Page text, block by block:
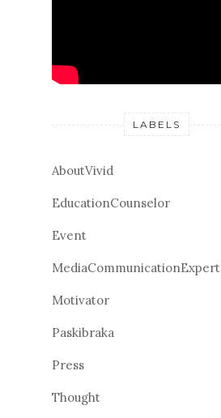
LABELS
AboutVivid
EducationCounselor
Event
MediaCommunicationExpert
Motivator
Paskibraka
Press
Thought